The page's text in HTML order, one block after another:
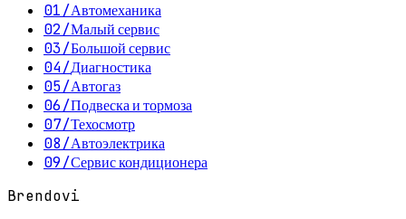
01/Автомеханика
02/Малый сервис
03/Большой сервис
04/Диагностика
05/Автогаз
06/Подвеска и тормоза
07/Техосмотр
08/Автоэлектрика
09/Сервис кондиционера
Brendovi